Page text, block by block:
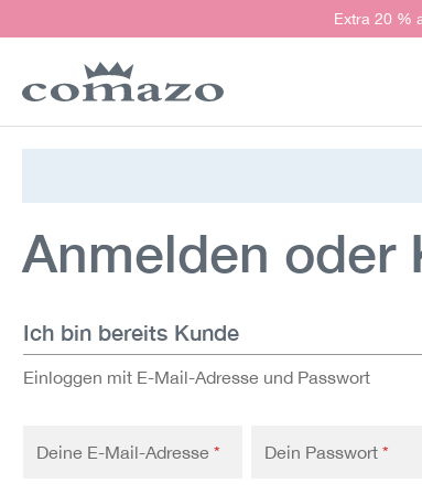
Zur Hauptnavigation springenExtra 20 %
Anmelden oder
Ich bin bereits Kunde
Einloggen mit E-Mail-Adresse und Passwort
Deine E-Mail-Adresse * Dein Passwort *